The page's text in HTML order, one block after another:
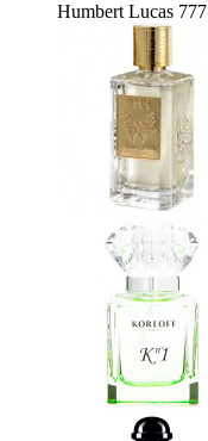
Humbert Lucas 777